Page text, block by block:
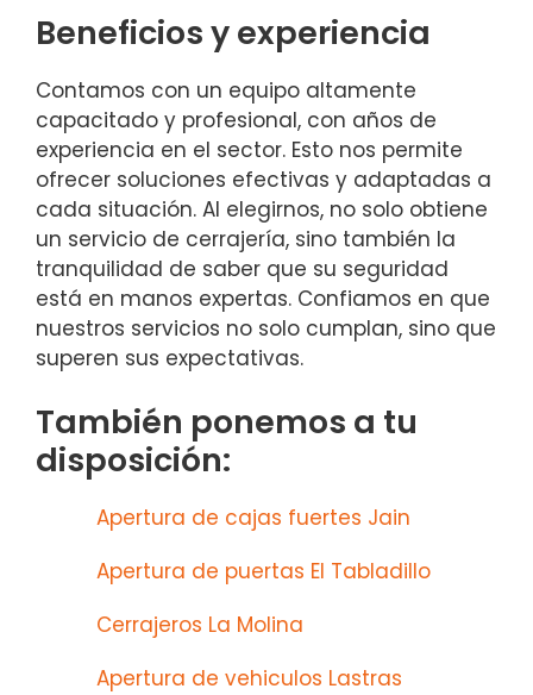
Beneficios y experiencia
Contamos con un equipo altamente
capacitado y profesional, con años de
experiencia en el sector. Esto nos permite
ofrecer soluciones efectivas y adaptadas a
cada situación. Al elegirnos, no solo obtiene
un servicio de cerrajería, sino también la
tranquilidad de saber que su seguridad
está en manos expertas. Confiamos en que
nuestros servicios no solo cumplan, sino que
superen sus expectativas.
También ponemos a tu
disposición:
Apertura de cajas fuertes Jain
Apertura de puertas El Tabladillo
Cerrajeros La Molina
Apertura de vehiculos Lastras